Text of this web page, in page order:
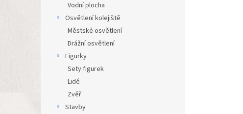
Vodní plocha
Osvětlení kolejiště
Městské osvětlení
Drážní osvětlení
Figurky
Sety figurek
Lidé
Zvěř
Stavby